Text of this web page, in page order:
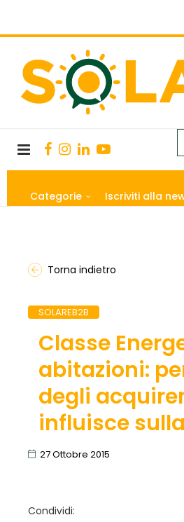
Categorie Iscriviti alla
Torna indietro
SOLAREB2B
Classe
abitazioni:
degli
influisce
27 Ottobre 2015
Condividi: